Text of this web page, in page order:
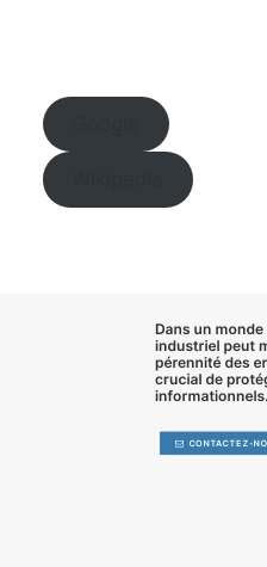
Dans un monde
industriel peut
pérennité des
crucial de
informationnels.
CONTACTEZ-